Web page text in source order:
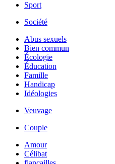
Sport
Société
Abus sexuels
Bien commun
Écologie
Éducation
Famille
Handicap
Idéologies
Veuvage
Couple
Amour
Célibat